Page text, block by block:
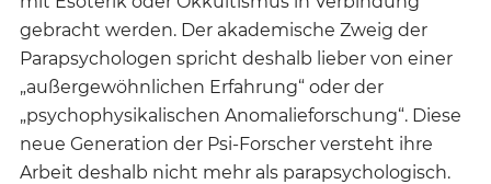
gebracht werden. Der akademische Zweig der
Parapsychologen spricht deshalb lieber von einer
„außergewöhnlichen Erfahrung“ oder der
„psychophysikalischen Anomalieforschung“. Diese
neue Generation der Psi-Forscher versteht ihre
Arbeit deshalb nicht mehr als parapsychologisch.